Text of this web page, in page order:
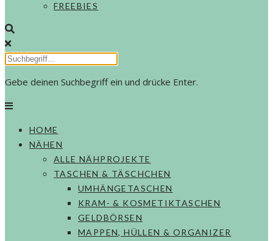
FREEBIES
Gebe deinen Suchbegriff ein und drücke Enter.
HOME
NÄHEN
ALLE NÄHPROJEKTE
TASCHEN & TÄSCHCHEN
UMHÄNGETASCHEN
KRAM- & KOSMETIKTASCHEN
GELDBÖRSEN
MAPPEN, HÜLLEN & ORGANIZER